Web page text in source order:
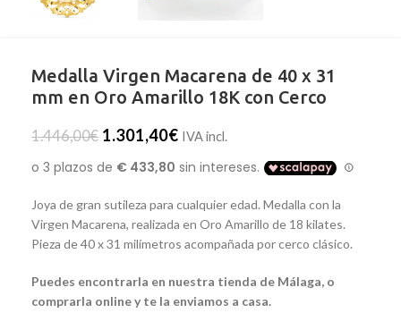
Medalla Virgen Macarena de 40 x 31
mm en Oro Amarillo 18K con Cerco
1.446,00€ 1.301,40€ IVA incl.
Joya de gran sutileza para cualquier edad. Medalla con la
Virgen Macarena, realizada en Oro Amarillo de 18 kilates.
Pieza de 40 x 31 milímetros acompañada por cerco clásico.
Puedes encontrarla en nuestra tienda de Málaga, o
comprarla online y te la enviamos a casa.